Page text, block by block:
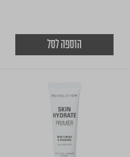
הוספה לסל